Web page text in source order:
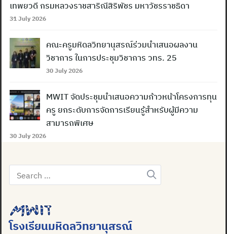
เทพยวดี กรมหลวงราชสาริณีสิริพัชร มหาวัชรราชธิดา
31 July 2026
คณะครูมหิดลวิทยานุสรณ์ร่วมนำเสนอผลงาน
วิชาการ ในการประชุมวิชาการ วทร. 25
30 July 2026
MWIT จัดประชุมนำเสนอความก้าวหน้าโครงการทุน
ครู ยกระดับการจัดการเรียนรู้สำหรับผู้มีความ
สามารถพิเศษ
30 July 2026
Search
for:
โรงเรียนมหิดลวิทยานุสรณ์